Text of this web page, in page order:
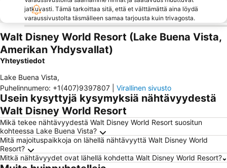
jatkuvasti. Tämä tarkoittaa sitä, että et välttämättä aina löydä
varaussivustolta täsmälleen samaa tarjousta kuin trivagosta.
Walt Disney World Resort (Lake Buena Vista,
Amerikan Yhdysvallat)
Yhteystiedot
Lake Buena Vista,
Puhelinnumero: +1(407)9397807 Virallinen sivusto
Usein kysyttyjä kysymyksiä nähtävyydestä
Walt Disney World Resort
Mikä tekee nähtävyydestä Walt Disney World Resort suositun
kohteessa Lake Buena Vista?
Mitä majoituspaikkoja on lähellä nähtävyyttä Walt Disney World
Resort?
Mitkä nähtävyydet ovat lähellä kohdetta Walt Disney World Resort?